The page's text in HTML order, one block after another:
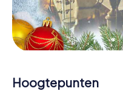
Zodra je energie op is,
kerstmarkt een
hier te trakteren op een
chocolademelk om
Een spannende optie
Hoogtepunten